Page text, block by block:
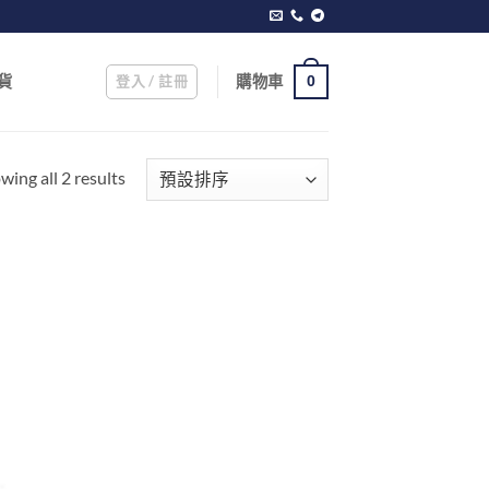
登入 / 註冊 購物車 0
all 2 results